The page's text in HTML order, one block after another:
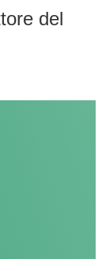
del